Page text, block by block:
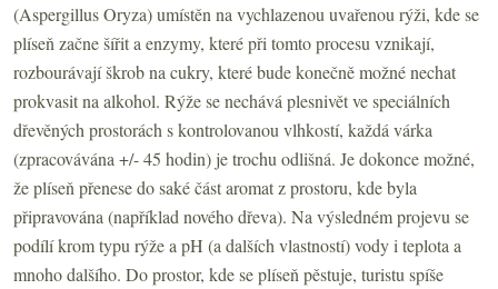
(Aspergillus Oryza) umístěn na vychlazenou uvařenou rýži, kde se
plíseň začne šířit a enzymy, které při tomto procesu vznikají,
rozbourávají škrob na cukry, které bude konečně možné nechat
prokvasit na alkohol. Rýže se nechává plesnivět ve speciálních
dřevěných prostorách s kontrolovanou vlhkostí, každá várka
(zpracovávána +/- 45 hodin) je trochu odlišná. Je dokonce možné,
že plíseň přenese do saké část aromat z prostoru, kde byla
připravována (například nového dřeva). Na výsledném projevu se
podílí krom typu rýže a pH (a dalších vlastností) vody i teplota a
mnoho dalšího. Do prostor, kde se plíseň pěstuje, turistu spíše